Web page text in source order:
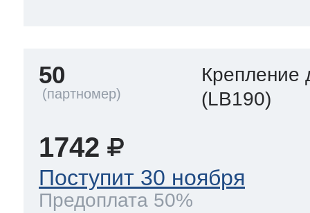
50
Крепление
(LB190)
1742
Поступит 30 ноября
Предоплата 50%